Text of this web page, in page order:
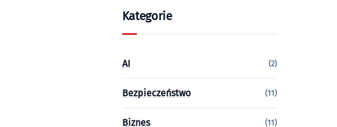
Kategorie
AI (2)
Bezpieczeństwo (11)
Biznes (11)